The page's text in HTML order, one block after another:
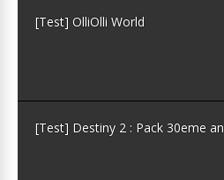
[Test] OlliOlli World
[Test] Destiny 2 : Pack 30eme